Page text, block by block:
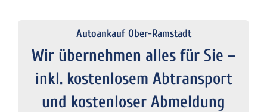
Autoankauf Ober-Ramstadt
Wir übernehmen alles für Sie –
inkl. kostenlosem Abtransport
und kostenloser Abmeldung